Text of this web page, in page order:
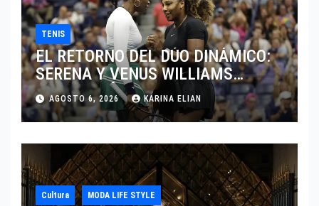
TENIS
EL RETORNO DEL DÚO DINÁMICO:
SERENA Y VENUS WILLIAMS
DISPUTARÁN LOS DOBLES EN
CINCINNATI 2026
AGOSTO 6, 2026 KARINA ELIAN
Cultura MODA LIFE STYLE